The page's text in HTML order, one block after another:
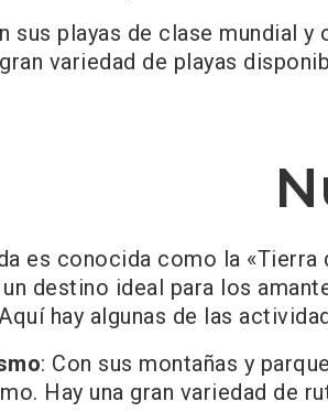
sus playas de clase mundial
variedad de playas
es conocida como la
destino ideal para los
hay algunas de las
: Con sus montañas y
Hay una gran variedad de